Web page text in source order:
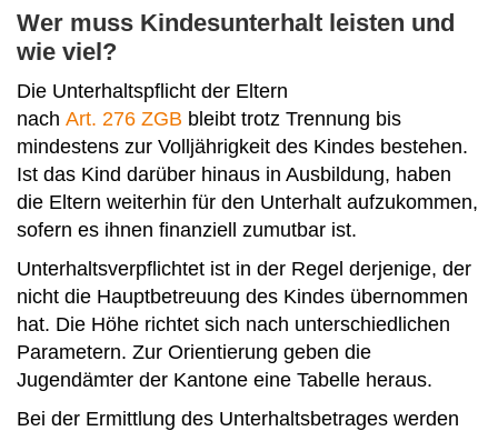
Wer muss Kindesunterhalt leisten und
wie viel?
Die Unterhaltspflicht der Eltern
nach Art. 276 ZGB bleibt trotz Trennung bis
mindestens zur Volljährigkeit des Kindes bestehen.
Ist das Kind darüber hinaus in Ausbildung, haben
die Eltern weiterhin für den Unterhalt aufzukommen,
sofern es ihnen finanziell zumutbar ist.
Unterhaltsverpflichtet ist in der Regel derjenige, der
nicht die Hauptbetreuung des Kindes übernommen
hat. Die Höhe richtet sich nach unterschiedlichen
Parametern. Zur Orientierung geben die
Jugendämter der Kantone eine Tabelle heraus.
Bei der Ermittlung des Unterhaltsbetrages werden